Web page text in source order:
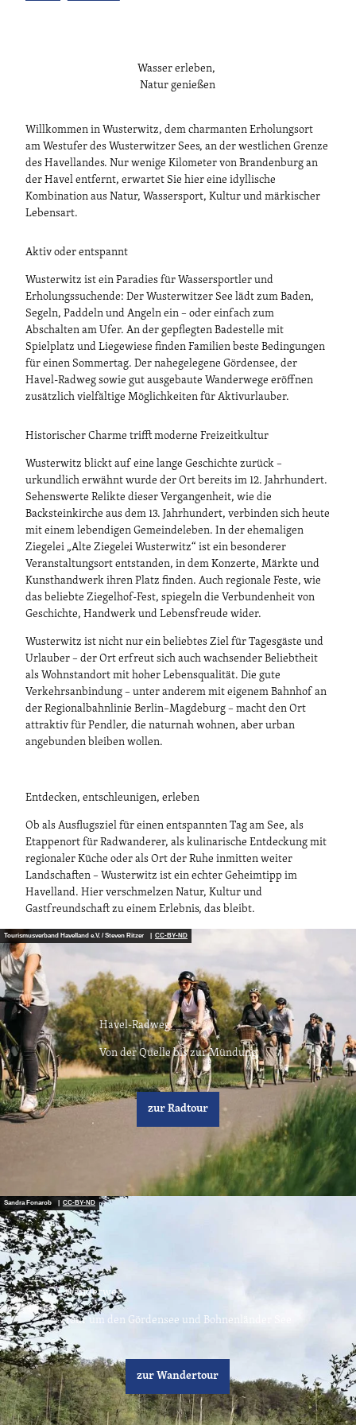
Wasser erleben,
Natur genießen
Willkommen in Wusterwitz, dem charmanten Erholungsort
am Westufer des Wusterwitzer Sees, an der westlichen Grenze
des Havellandes. Nur wenige Kilometer von Brandenburg an
der Havel entfernt, erwartet Sie hier eine idyllische
Kombination aus Natur, Wassersport, Kultur und märkischer
Lebensart.
Aktiv oder entspannt
Wusterwitz ist ein Paradies für Wassersportler und
Erholungssuchende: Der Wusterwitzer See lädt zum Baden,
Segeln, Paddeln und Angeln ein – oder einfach zum
Abschalten am Ufer. An der gepflegten Badestelle mit
Spielplatz und Liegewiese finden Familien beste Bedingungen
für einen Sommertag. Der nahegelegene Gördensee, der
Havel-Radweg sowie gut ausgebaute Wanderwege eröffnen
zusätzlich vielfältige Möglichkeiten für Aktivurlauber.
Historischer Charme trifft moderne Freizeitkultur
Wusterwitz blickt auf eine lange Geschichte zurück –
urkundlich erwähnt wurde der Ort bereits im 12. Jahrhundert.
Sehenswerte Relikte dieser Vergangenheit, wie die
Backsteinkirche aus dem 13. Jahrhundert, verbinden sich heute
mit einem lebendigen Gemeindeleben. In der ehemaligen
Ziegelei „Alte Ziegelei Wusterwitz“ ist ein besonderer
Veranstaltungsort entstanden, in dem Konzerte, Märkte und
Kunsthandwerk ihren Platz finden. Auch regionale Feste, wie
das beliebte Ziegelhof-Fest, spiegeln die Verbundenheit von
Geschichte, Handwerk und Lebensfreude wider.
Wusterwitz ist nicht nur ein beliebtes Ziel für Tagesgäste und
Urlauber – der Ort erfreut sich auch wachsender Beliebtheit
als Wohnstandort mit hoher Lebensqualität. Die gute
Verkehrsanbindung – unter anderem mit eigenem Bahnhof an
der Regionalbahnlinie Berlin–Magdeburg – macht den Ort
attraktiv für Pendler, die naturnah wohnen, aber urban
angebunden bleiben wollen.
Entdecken, entschleunigen, erleben
Ob als Ausflugsziel für einen entspannten Tag am See, als
Etappenort für Radwanderer, als kulinarische Entdeckung mit
regionaler Küche oder als Ort der Ruhe inmitten weiter
Landschaften – Wusterwitz ist ein echter Geheimtipp im
Havelland. Hier verschmelzen Natur, Kultur und
Gastfreundschaft zu einem Erlebnis, das bleibt.
Tourismusverband Havelland e.V. / Steven Ritzer | CC-BY-ND
Havel-Radweg
Von der Quelle bis zur Mündung
zur Radtour
Sandra Fonarob | CC-BY-ND
Wanderweg
Tour um den Gördensee und Bohnenländer See
zur Wandertour